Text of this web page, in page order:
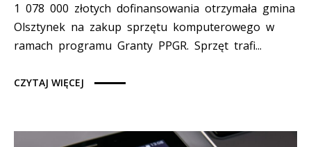
1 078 000 złotych dofinansowania otrzymała gmina
Olsztynek na zakup sprzętu komputerowego w
ramach programu Granty PPGR. Sprzęt trafi...
CZYTAJ WIĘCEJ